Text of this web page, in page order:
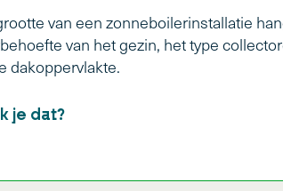
van een zonneboilerinstallatie
van het gezin, het type
dakoppervlakte.
je dat?